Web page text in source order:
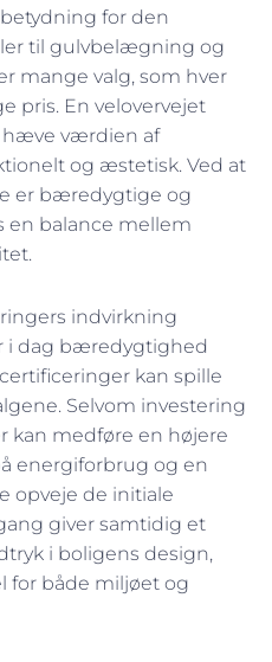
for den
til gulvbelægning og
mange valg, som hver
pris. En velovervejet
hæve værdien af
og æstetisk. Ved at
er bæredygtige og
en balance mellem
indvirkning
i dag bæredygtighed
kan spille
Selvom investering
kan medføre en højere
energiforbrug og en
opveje de initiale
giver samtidig et
i boligens design,
for både miljøet og